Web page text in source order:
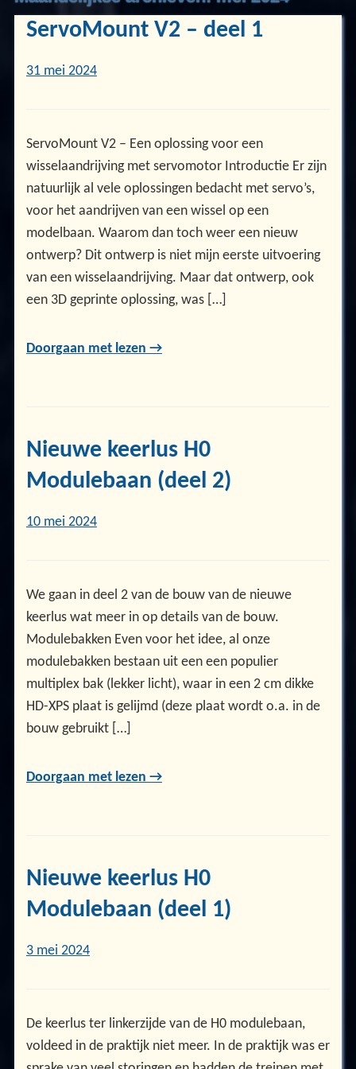
ServoMount V2 – deel 1
31 mei 2024
ServoMount V2 – Een oplossing voor een
wisselaandrijving met servomotor Introductie Er zijn
natuurlijk al vele oplossingen bedacht met servo’s,
voor het aandrijven van een wissel op een
modelbaan. Waarom dan toch weer een nieuw
ontwerp? Dit ontwerp is niet mijn eerste uitvoering
van een wisselaandrijving. Maar dat ontwerp, ook
een 3D geprinte oplossing, was […]
Doorgaan met lezen →
Nieuwe keerlus H0
Modulebaan (deel 2)
10 mei 2024
We gaan in deel 2 van de bouw van de nieuwe
keerlus wat meer in op details van de bouw.
Modulebakken Even voor het idee, al onze
modulebakken bestaan uit een een populier
multiplex bak (lekker licht), waar in een 2 cm dikke
HD-XPS plaat is gelijmd (deze plaat wordt o.a. in de
bouw gebruikt […]
Doorgaan met lezen →
Nieuwe keerlus H0
Modulebaan (deel 1)
3 mei 2024
De keerlus ter linkerzijde van de H0 modulebaan,
voldeed in de praktijk niet meer. In de praktijk was er